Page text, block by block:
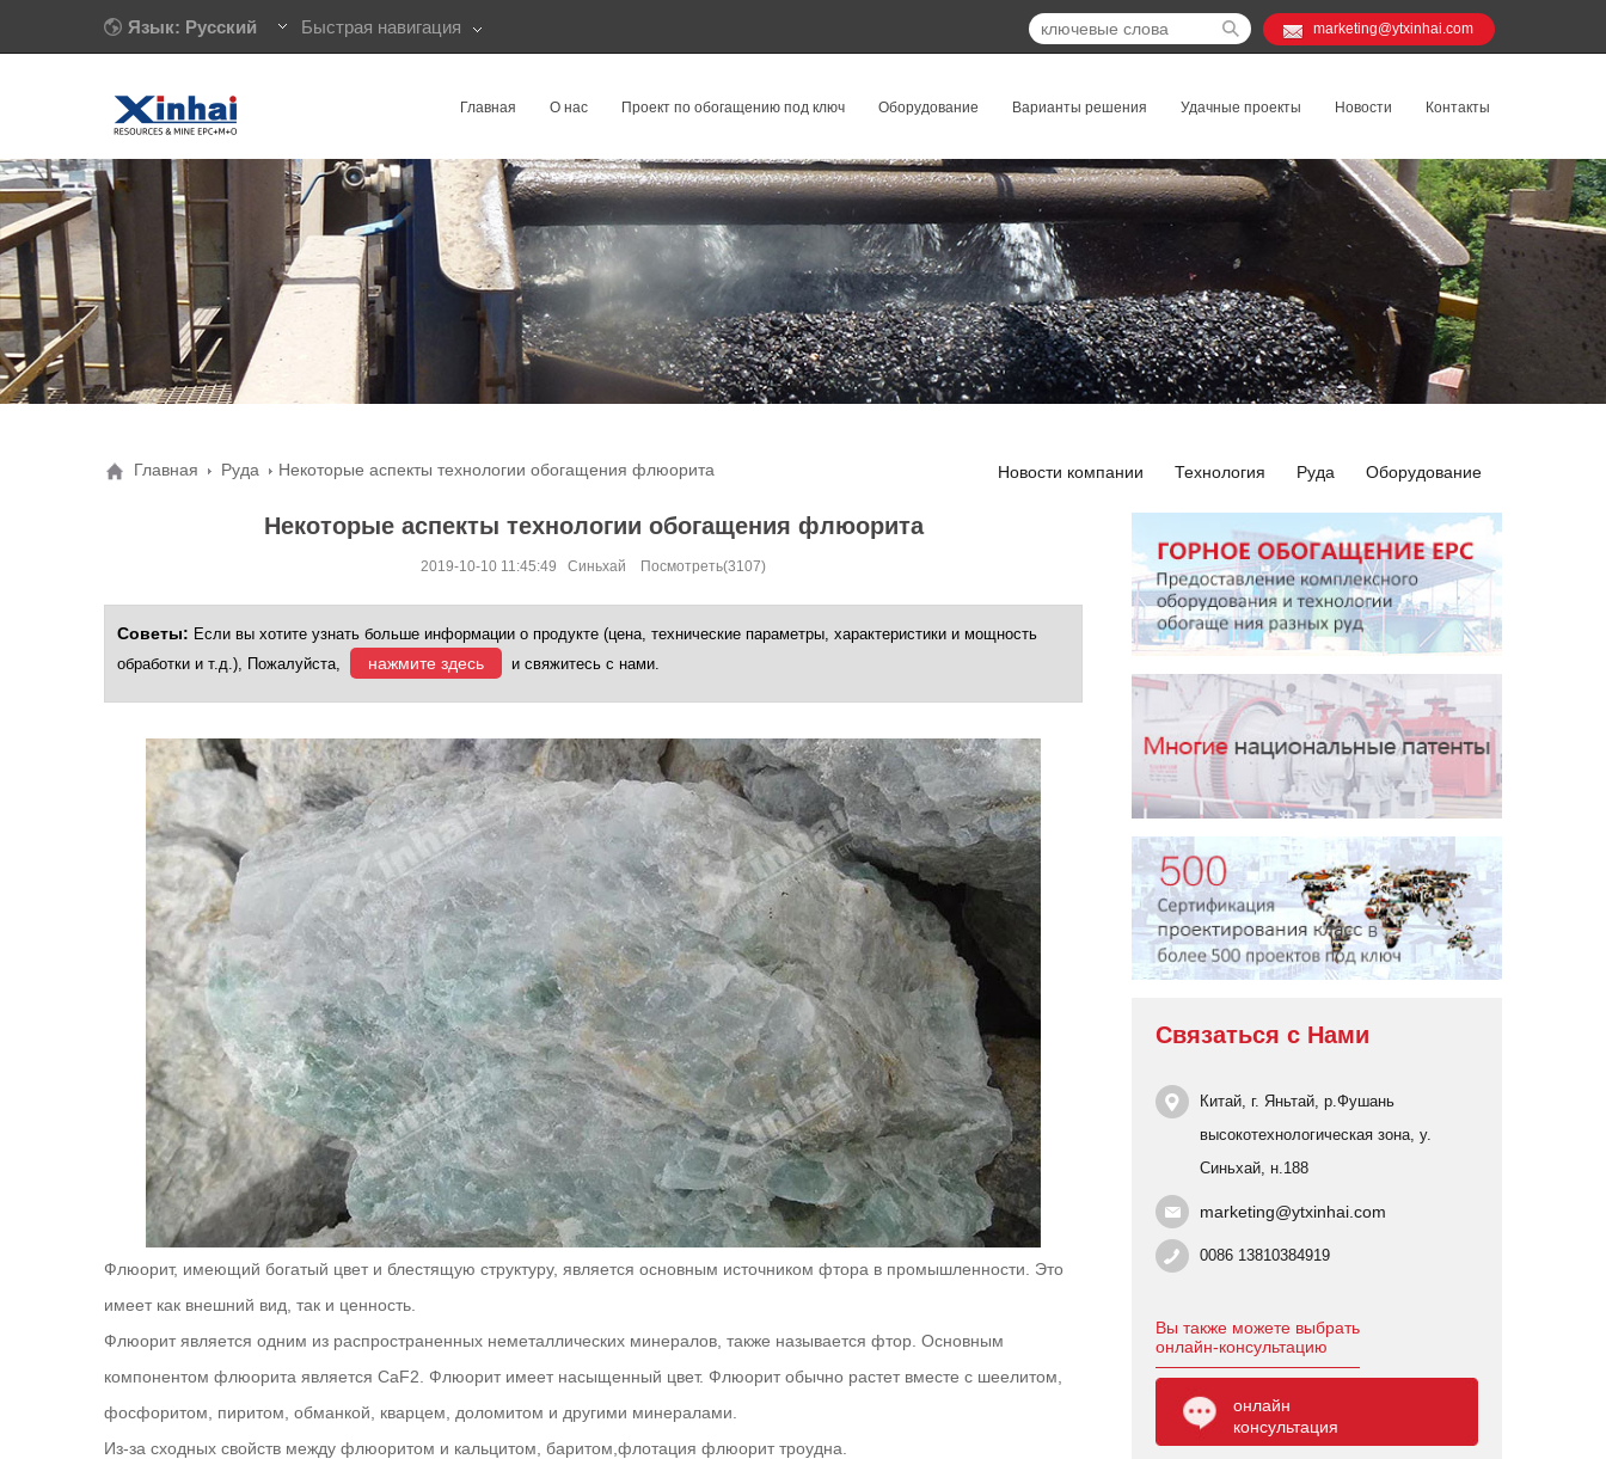
Язык: Русский Быстрая навигация marketing@ytxinhai.com
Контакты
Новости
Удачные проекты
Варианты решения
Оборудование
Проект по обогащению под ключ
О нас
Главная
Главная Руда Некоторые аспекты технологии обогащения флюорита Новости компании Технология Руда Оборудование
Некоторые аспекты технологии обогащения флюорита
2019-10-10 11:45:49 Синьхай Посмотреть(3107)
Советы: Если вы хотите узнать больше информации о продукте (цена, технические параметры, характеристики и мощность
обработки и т.д.), Пожалуйста,
нажмите здесь и свяжитесь с нами.
Флюорит, имеющий богатый цвет и блестящую структуру, является основным источником фтора в промышленности. Это
имеет как внешний вид, так и ценность.
Флюорит является одним из распространенных неметаллических минералов, также называется фтор. Основным
компонентом флюорита является CaF2. Флюорит имеет насыщенный цвет. Флюорит обычно растет вместе с шеелитом,
фосфоритом, пиритом, обманкой, кварцем, доломитом и другими минералами.
Из-за сходных свойств между флюоритом и кальцитом, баритом,флотация флюорит троудна.
Связаться с Нами
Китай, г. Яньтай, р.Фушань
высокотехнологическая зона, у.
Синьхай, н.188
marketing@ytxinhai.com
0086 13810384919
Вы также можете выбрать
онлайн-консультацию
онлайн
консультация